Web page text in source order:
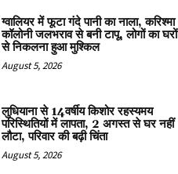
ग्वालियर में फूटा गंदे पानी का नाला, करिश्मा
कॉलोनी जलभराव से बनी टापू, लोगों का घरों
से निकलना हुआ मुश्किल
August 5, 2026
लुधियाना से 14वर्षीय किशोर रहस्यमय
परिस्थितियों में लापता, 2 अगस्त से घर नहीं
लौटा, परिवार की बढ़ी चिंता
August 5, 2026